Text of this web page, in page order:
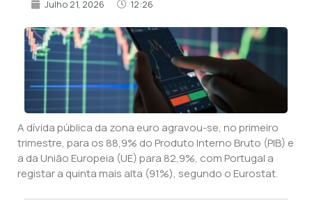
Julho 21, 2026 12:26
A dívida pública da zona euro agravou-se, no primeiro
trimestre, para os 88,9% do Produto Interno Bruto (PIB) e
a da União Europeia (UE) para 82,9%, com Portugal a
registar a quinta mais alta (91%), segundo o Eurostat.